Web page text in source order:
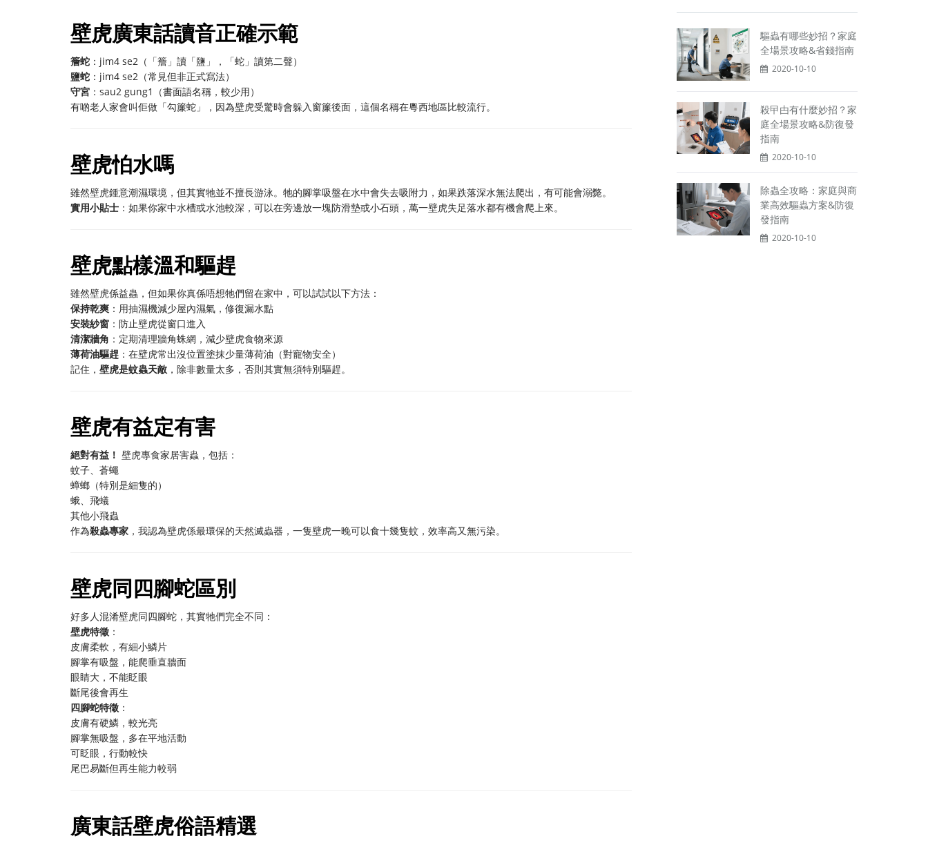
壁虎廣東話讀音正確示範
簷蛇 ：jim4 se2（「簷」讀「鹽」，「蛇」讀第二聲）
鹽蛇 ：jim4 se2（常見但非正式寫法）
守宮 ：sau2 gung1（書面語名稱，較少用）
有啲老人家會叫佢做「勾簾蛇」，因為壁虎受驚時會躲入窗簾後面，這個名稱在粵西地區比較流行。
壁虎怕水嗎
雖然壁虎鍾意潮濕環境，但其實牠並不擅長游泳。牠的腳掌吸盤在水中會失去吸附力，如果跌落深水無法爬出，有可能會溺斃。
實用小貼士 ：如果你家中水槽或水池較深，可以在旁邊放一塊防滑墊或小石頭，萬一壁虎失足落水都有機會爬上來。
壁虎點樣溫和驅趕
雖然壁虎係益蟲，但如果你真係唔想牠們留在家中，可以試試以下方法：
保持乾爽 ：用抽濕機減少屋內濕氣，修復漏水點
安裝紗窗 ：防止壁虎從窗口進入
清潔牆角 ：定期清理牆角蛛網，減少壁虎食物來源
薄荷油驅趕 ：在壁虎常出沒位置塗抹少量薄荷油（對寵物安全）
記住， 壁虎是蚊蟲天敵 ，除非數量太多，否則其實無須特別驅趕。
壁虎有益定有害
絕對有益！ ​ 壁虎專食家居害蟲，包括：
蚊子、蒼蠅
蟑螂（特別是細隻的）
蛾、飛蟻
其他小飛蟲
作為殺蟲專家 ，我認為壁虎係最環保的天然滅蟲器，一隻壁虎一晚可以食十幾隻蚊，效率高又無污染。
壁虎同四腳蛇區別
好多人混淆壁虎同四腳蛇，其實牠們完全不同：
壁虎特徵 ：
皮膚柔軟，有細小鱗片
腳掌有吸盤，能爬垂直牆面
眼睛大，不能眨眼
斷尾後會再生
四腳蛇特徵 ：
皮膚有硬鱗，較光亮
腳掌無吸盤，多在平地活動
可眨眼，行動較快
尾巴易斷但再生能力較弱
廣東話壁虎俗語精選
驅蟲有哪些妙招？家庭
全場景攻略&省錢指南
2020-10-10
殺曱甴有什麼妙招？家
庭全場景攻略&防復發
指南
2020-10-10
除蟲全攻略：家庭與商
業高效驅蟲方案&防復
發指南
2020-10-10